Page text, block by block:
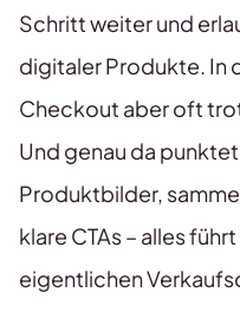
Schritt weiter und
digitaler Produkte. In
Checkout aber oft
Und genau da punktet
Produktbilder,
klare CTAs – alles
eigentlichen